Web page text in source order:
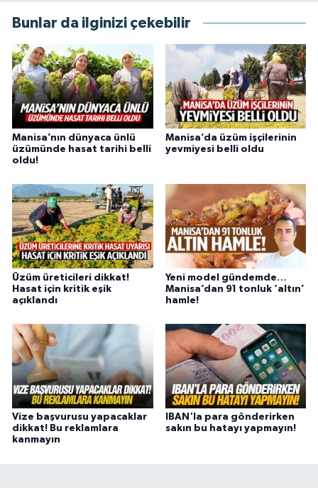
Bunlar da ilginizi çekebilir
Manisa’nın dünyaca ünlü
üzümünde hasat tarihi belli
oldu!
Manisa’da üzüm işçilerinin
yevmiyesi belli oldu
Üzüm üreticileri dikkat!
Hasat için kritik eşik
açıklandı
Yeni model gündemde…
Manisa’dan 91 tonluk ‘altın’
hamle!
Vize başvurusu yapacaklar
dikkat! Bu reklamlara
kanmayın
IBAN'la para gönderirken
sakın bu hatayı yapmayın!